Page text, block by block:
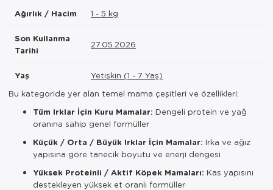
Ağırlık / Hacim 1 - 5 kg
Son Kullanma
Tarihi
27.05.2026
Yaş
Yetişkin (1 - 7 Yaş)
Bu kategoride yer alan temel mama çeşitleri ve özellikleri:
Tüm Irklar İçin Kuru Mamalar: Dengeli protein ve yağ
oranına sahip genel formüller
Küçük / Orta / Büyük Irklar İçin Mamalar: Irka ve ağız
yapısına göre tanecik boyutu ve enerji dengesi
Yüksek Proteinli / Aktif Köpek Mamaları: Kas yapısını
destekleyen yüksek et oranlı formüller